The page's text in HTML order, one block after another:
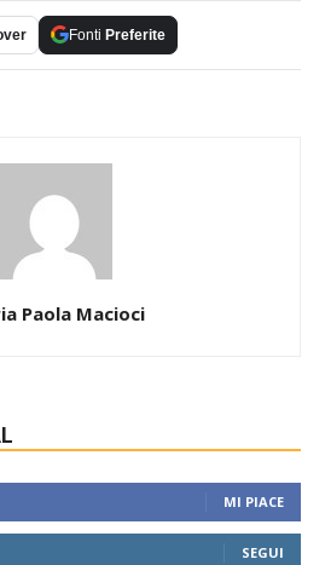
Fonti Preferite
Paola Macioci
MI PIACE
SEGUI